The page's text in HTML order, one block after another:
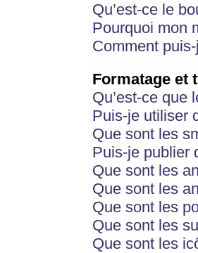
Qu’est-ce le
Pourquoi mon
Comment
Formatage et
Qu’est-ce que
Puis-je utiliser
Que sont les
Puis-je publier
Que sont les
Que sont les
Que sont les
Que sont les
Que sont les